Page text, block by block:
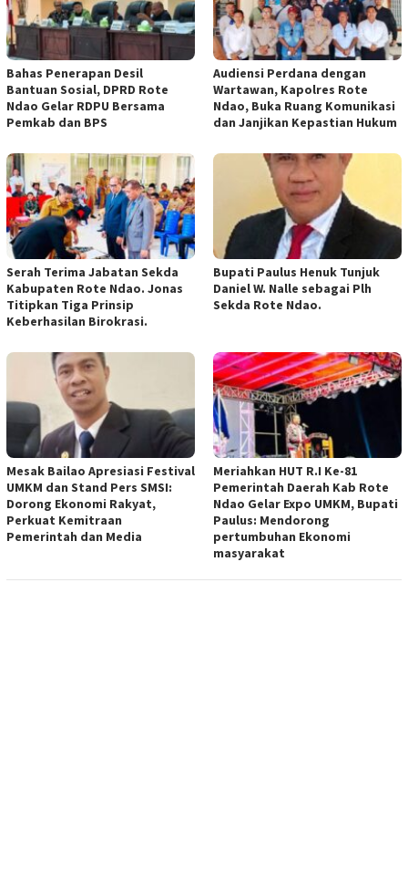
Bahas Penerapan Desil
Bantuan Sosial, DPRD Rote
Ndao Gelar RDPU Bersama
Pemkab dan BPS
Audiensi Perdana dengan
Wartawan, Kapolres Rote
Ndao, Buka Ruang Komunikasi
dan Janjikan Kepastian Hukum
Serah Terima Jabatan Sekda
Kabupaten Rote Ndao. Jonas
Titipkan Tiga Prinsip
Keberhasilan Birokrasi.
Bupati Paulus Henuk Tunjuk
Daniel W. Nalle sebagai Plh
Sekda Rote Ndao.
Mesak Bailao Apresiasi Festival
UMKM dan Stand Pers SMSI:
Dorong Ekonomi Rakyat,
Perkuat Kemitraan
Pemerintah dan Media
Meriahkan HUT R.I Ke-81
Pemerintah Daerah Kab Rote
Ndao Gelar Expo UMKM, Bupati
Paulus: Mendorong
pertumbuhan Ekonomi
masyarakat